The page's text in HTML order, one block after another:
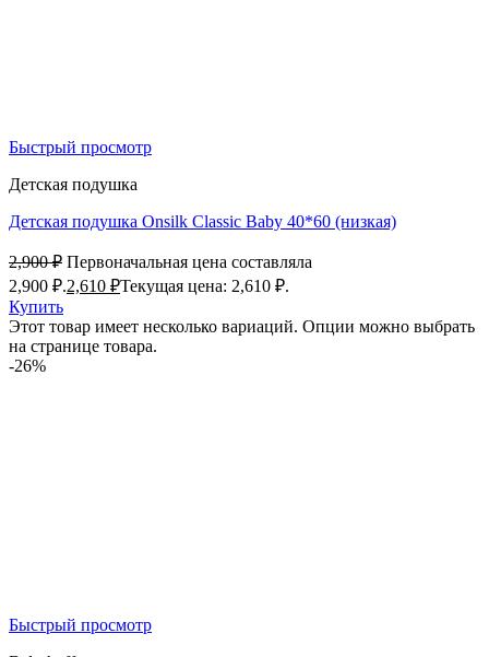
Быстрый просмотр
Детская подушка
Детская подушка Onsilk Classic Baby 40*60 (низкая)
2,900₽ Первоначальная цена составляла
2,900 ₽.2,610 ₽Текущая цена: 2,610 ₽.
Купить
Этот товар имеет несколько вариаций. Опции можно выбрать
на странице товара.
-26%
Быстрый просмотр